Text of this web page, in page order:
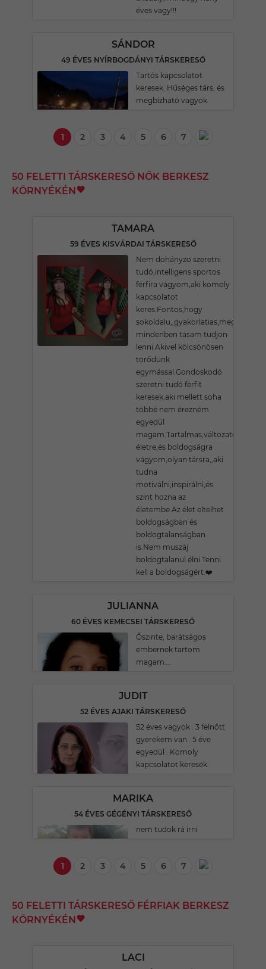
éves vagy!!!
SÁNDOR
49 ÉVES NYÍRBOGDÁNYI TÁRSKERESŐ
Tartós kapcsolatot
keresek. Hűséges társ, és
megbízható vagyok.
1 2 3 4 5 6 7
50 FELETTI TÁRSKERESŐ NŐK BERKESZ
KÖRNYÉKÉN
TAMARA
59 ÉVES KISVÁRDAI TÁRSKERESŐ
Nem dohányzo szeretni
tudó,intelligens sportos
férfira vágyom,aki komoly
kapcsolatot
keres.Fontos,hogy
sokoldalu,,gyakorlatias,megértő
mindenben tásam tudjon
lenni.Akivel kölcsönösen
törődünk
egymással.Gondoskodó
szeretni tudó férfit
keresek,aki mellett soha
többé nem érezném
egyedül
magam.Tartalmas,változatos
életre,és boldogságra
vágyom,olyan társra,,aki
tudna
motiválni,inspirálni,és
szint hozna az
életembe.Az élet eltelhet
boldogságban és
boldogtalanságban
is.Nem muszáj
boldogtalanul élni.Tenni
kell a boldogságért.❤️
JULIANNA
60 ÉVES KEMECSEI TÁRSKERESŐ
Őszinte, barátságos
embernek tartom
magam....
JUDIT
52 ÉVES AJAKI TÁRSKERESŐ
52 éves vagyok . 3 felnőtt
gyerekem van . 5 éve
egyedül . Komoly
kapcsolatot keresek.
MARIKA
54 ÉVES GÉGÉNYI TÁRSKERESŐ
nem tudok rá irni
1 2 3 4 5 6 7
50 FELETTI TÁRSKERESŐ FÉRFIAK BERKESZ
KÖRNYÉKÉN
LACI